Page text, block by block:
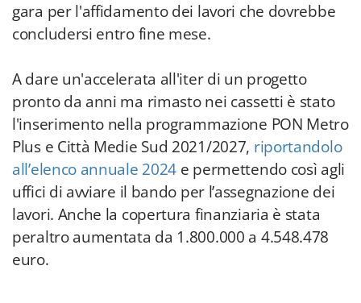
gara per l'affidamento dei lavori che dovrebbe
concludersi entro fine mese.
A dare un'accelerata all'iter di un progetto
pronto da anni ma rimasto nei cassetti è stato
l'inserimento nella programmazione PON Metro
Plus e Città Medie Sud 2021/2027, riportandolo
all’elenco annuale 2024 e permettendo così agli
uffici di avviare il bando per l’assegnazione dei
lavori. Anche la copertura finanziaria è stata
peraltro aumentata da 1.800.000 a 4.548.478
euro.